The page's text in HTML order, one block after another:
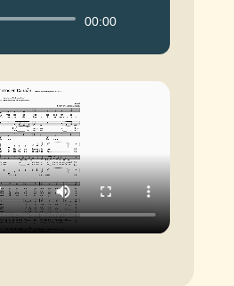
Reproductor00:00